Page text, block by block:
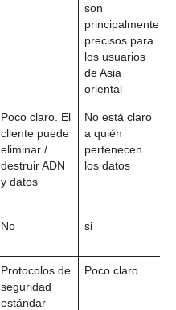
son
principalmente
precisos para
los usuarios
de Asia
oriental
Poco claro. El
cliente puede
eliminar /
destruir ADN
y datos
No está claro
a quién
pertenecen
los datos
No si
Protocolos de
seguridad
estándar
Poco claro